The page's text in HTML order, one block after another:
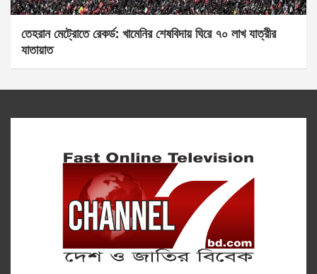
তেহরান মেট্রোতে রেকর্ড: খামেনির শেষবিদায় ঘিরে ৭০ লাখ যাত্রীর
যাতায়াত